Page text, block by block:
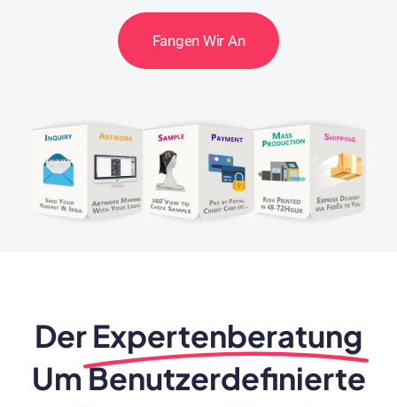
Fangen Wir An
DerExpertenberatung
Um Benutzerdefinierte